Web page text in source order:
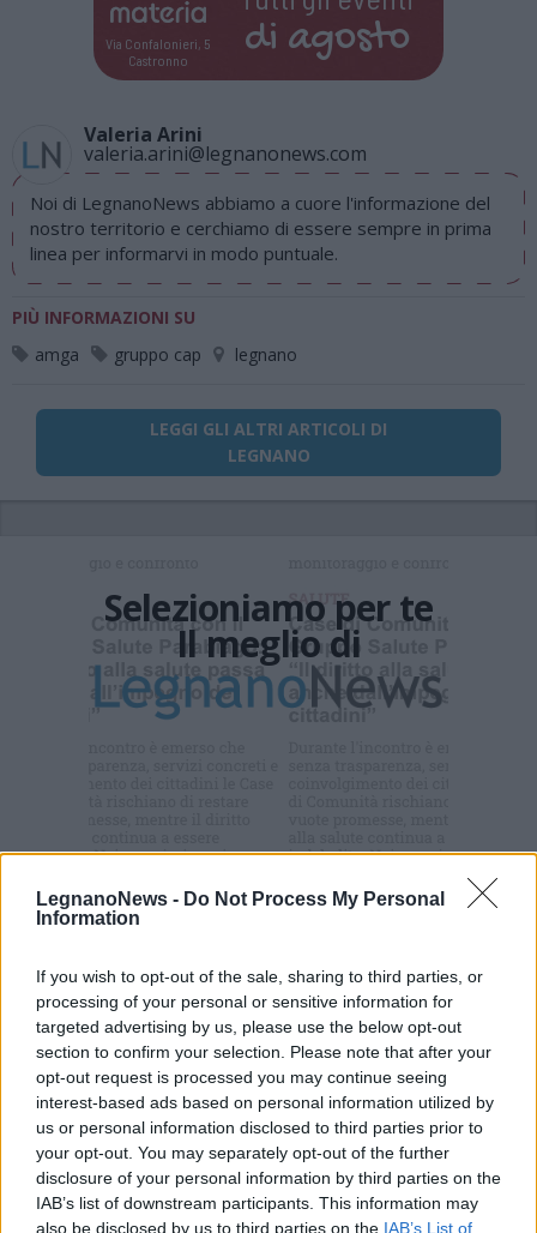
LegnanoNews - Do Not Process My Personal
Information
If you wish to opt-out of the sale, sharing to third parties, or
processing of your personal or sensitive information for
targeted advertising by us, please use the below opt-out
section to confirm your selection. Please note that after your
opt-out request is processed you may continue seeing
interest-based ads based on personal information utilized by
us or personal information disclosed to third parties prior to
your opt-out. You may separately opt-out of the further
disclosure of your personal information by third parties on the
IAB’s list of downstream participants. This information may
also be disclosed by us to third parties on the IAB’s List of
Via Confalonieri, 5
Castronno
di agosto
Valeria Arini
valeria.arini@legnanonews.com
Noi di LegnanoNews abbiamo a cuore l'informazione del
nostro territorio e cerchiamo di essere sempre in prima
linea per informarvi in modo puntuale.
PIÙ INFORMAZIONI SU
amga
gruppo cap legnano
LEGGI GLI ALTRI ARTICOLI DI
LEGNANO
Selezioniamo per te
Il meglio di
Commenti
L'email è richiesta ma non verrà mostrata ai visitatori. Il contenuto di questo
commento esprime il pensiero dell'autore e non rappresenta la linea editoriale
di VareseNews.it, che rimane autonoma e indipendente. I messaggi inclusi nei
commenti non sono testi giornalistici, ma post inviati dai singoli lettori che
possono essere automaticamente pubblicati senza filtro preventivo. I commenti
che includano uno o più link a siti esterni verranno rimossi in automatico dal
sistema.